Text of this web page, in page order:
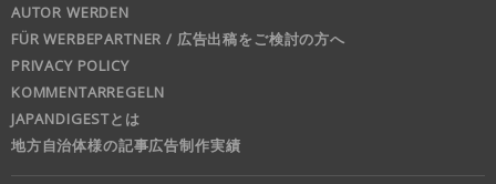
AUTOR WERDEN
FÜR WERBEPARTNER / 広告出稿をご検討の方へ
PRIVACY POLICY
KOMMENTARREGELN
JAPANDIGESTとは
地方自治体様の記事広告制作実績